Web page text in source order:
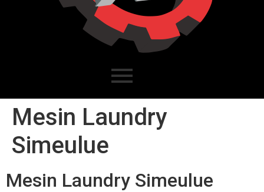
Mesin Laundry
Simeulue
Mesin Laundry Simeulue